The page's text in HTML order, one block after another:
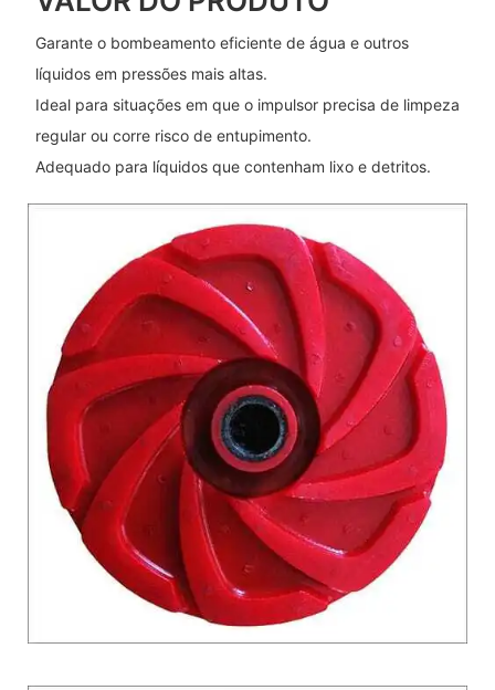
Garante o bombeamento eficiente de água e outros
líquidos em pressões mais altas.
Ideal para situações em que o impulsor precisa de limpeza
regular ou corre risco de entupimento.
Adequado para líquidos que contenham lixo e detritos.